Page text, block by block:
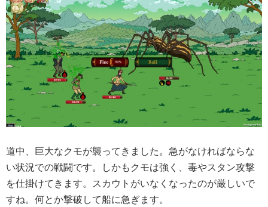
道中、巨大なクモが襲ってきました。急がなければならな
い状況での戦闘です。しかもクモは強く、毒やスタン攻撃
を仕掛けてきます。スカウトがいなくなったのが厳しいで
すね。何とか撃破して船に急ぎます。